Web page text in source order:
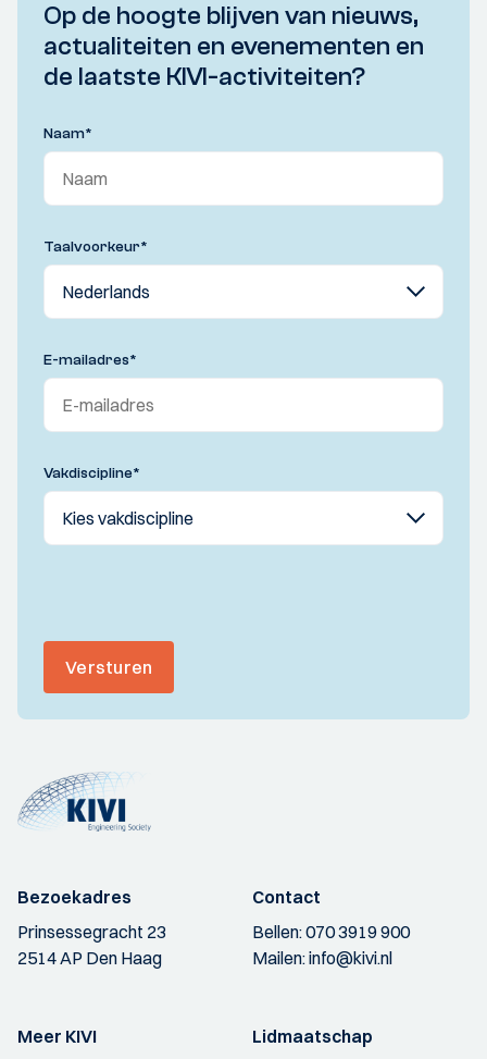
Op de hoogte blijven van nieuws,
actualiteiten en evenementen en
de laatste KIVI-activiteiten?
Naam*
Taalvoorkeur*
E-mailadres*
Vakdiscipline*
Versturen
Bezoekadres
Prinsessegracht 23
2514 AP Den Haag
Contact
Bellen:070 3919 900
Mailen:info@kivi.nl
Meer KIVI
Lidmaatschap